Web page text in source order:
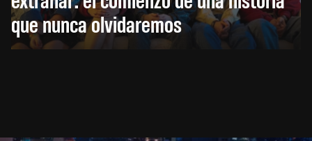
que nunca olvidaremos